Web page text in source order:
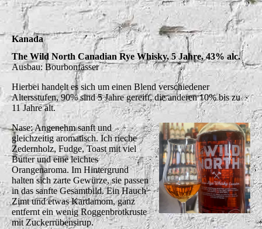
Kanada
The Wild North Canadian Rye Whisky, 5 Jahre, 43% alc.
Ausbau: Bourbonfässer
Hierbei handelt es sich um einen Blend verschiedener
Altersstufen, 90% sind 5 Jahre gereift, die anderen 10% bis zu
11 Jahre alt.
Nase: Angenehm sanft und
gleichzeitig aromatisch. Ich rieche
Zedernholz, Fudge, Toast mit viel
Butter und eine leichtes
Orangenaroma. Im Hintergrund
halten sich zarte Gewürze, sie passen
in das sanfte Gesamtbild. Ein Hauch
Zimt und etwas Kardamom, ganz
entfernt ein wenig Roggenbrotkruste
mit Zuckerrübensirup.